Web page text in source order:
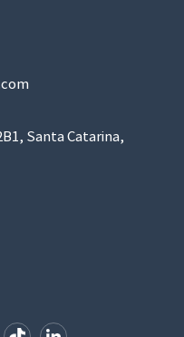
Santa Catarina,